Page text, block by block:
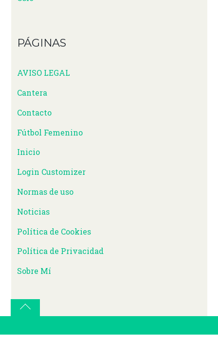
PÁGINAS
AVISO LEGAL
Cantera
Contacto
Fútbol Femenino
Inicio
Login Customizer
Normas de uso
Noticias
Política de Cookies
Política de Privacidad
Sobre Mí